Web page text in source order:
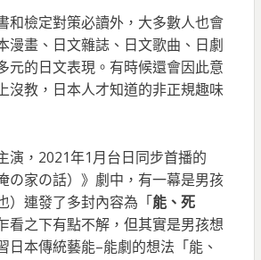
和檢定對策必讀外，大多數人也會
漫畫、日文雜誌、日文歌曲、日劇
元的日文表現。有時候還會因此意
沒教，日本人才知道的非正規趣味
演，2021年1月台日同步首播的
の家の話）》劇中，有一幕是男孩
）連發了多封內容為「能、死
看之下有點不解，但其實是男孩想
日本傳統藝能–能劇的想法「能、